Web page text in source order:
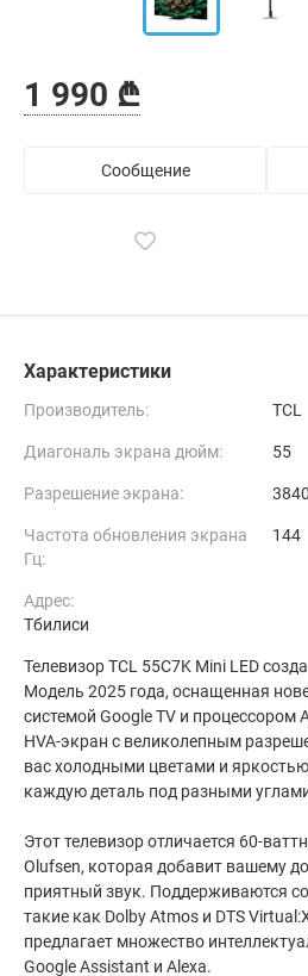
1 990 ₾
Сообщение
Характеристики
Производитель: TCL
Диагональ экрана дюйм: 55
Разрешение экрана:
Частота обновления экрана
Гц:
144
Адрес:
Тбилиси
Телевизор TCL 55C7K Mini LED
Модель 2025 года, оснащенная
системой Google TV и
HVA-экран с великолепным
вас холодными цветами и
каждую деталь под разными
Этот телевизор отличается 60-
Olufsen, которая добавит вашему
приятный звук. Поддерживаются
такие как Dolby Atmos и DTS
предлагает множество
Google Assistant и Alexa.